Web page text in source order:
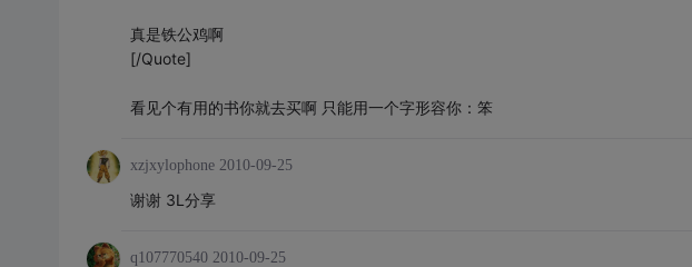
真是铁公鸡啊
[/Quote]
看见个有用的书你就去买啊 只能用一个字形容你：笨
xzjxylophone 2010-09-25
谢谢 3L分享
q107770540 2010-09-25